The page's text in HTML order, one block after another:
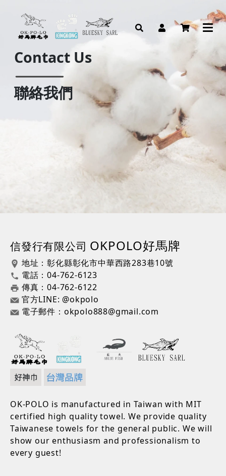
Contact Us
聯絡我們
信發行有限公司 OKPOLO好馬牌
地址：彰化縣彰化市中華西路283巷10號
電話：04-762-6123
傳真：04-762-6122
官方LINE: @okpolo
電子郵件：okpolo888@gmail.com
OK-POLO is manufactured in Taiwan with MIT
certified high quality towel. We provide quality
Taiwanese towels for the general public. We will
show our enthusiasm and professionalism to
every guest!